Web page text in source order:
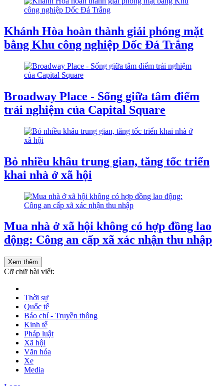
Khánh Hòa hoàn thành giải phóng mặt
bằng Khu công nghiệp Dốc Đá Trắng
Broadway Place - Sống giữa tâm điểm
trải nghiệm của Capital Square
Bỏ nhiều khâu trung gian, tăng tốc triển
khai nhà ở xã hội
Mua nhà ở xã hội không có hợp đồng lao
động: Công an cấp xã xác nhận thu nhập
Xem thêm
Cỡ chữ bài viết:
Thời sự
Quốc tế
Báo chí - Truyền thông
Kinh tế
Pháp luật
Xã hội
Văn hóa
Xe
Media